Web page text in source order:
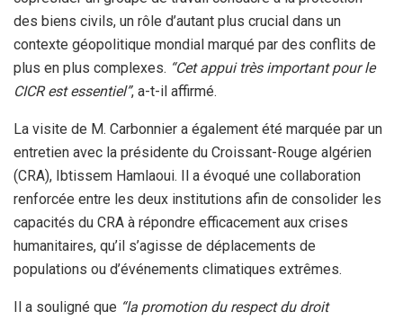
des biens civils, un rôle d’autant plus crucial dans un
contexte géopolitique mondial marqué par des conflits de
plus en plus complexes. “Cet appui très important pour le
CICR est essentiel”, a-t-il affirmé.
La visite de M. Carbonnier a également été marquée par un
entretien avec la présidente du Croissant-Rouge algérien
(CRA), Ibtissem Hamlaoui. Il a évoqué une collaboration
renforcée entre les deux institutions afin de consolider les
capacités du CRA à répondre efficacement aux crises
humanitaires, qu’il s’agisse de déplacements de
populations ou d’événements climatiques extrêmes.
Il a souligné que “la promotion du respect du droit